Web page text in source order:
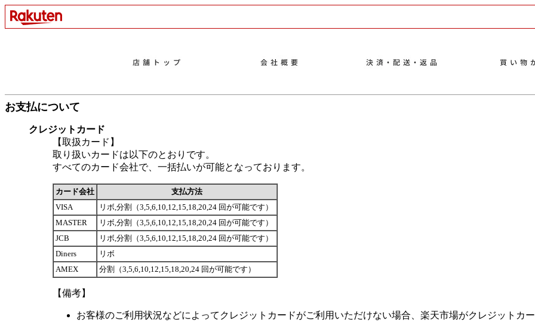
お支払について
クレジットカード
【取扱カード】
取り扱いカードは以下のとおりです。
すべてのカード会社で、一括払いが可能となっております。
カード会社
支払方法
VISA
リボ,分割（3,5,6,10,12,15,18,20,24 回が可能です）
MASTER
リボ,分割（3,5,6,10,12,15,18,20,24 回が可能です）
JCB
リボ,分割（3,5,6,10,12,15,18,20,24 回が可能です）
Diners
リボ
AMEX
分割（3,5,6,10,12,15,18,20,24 回が可能です）
【備考】
お客様のご利用状況などによってクレジットカードがご利用いただけない場合、楽天市場がクレジットカ